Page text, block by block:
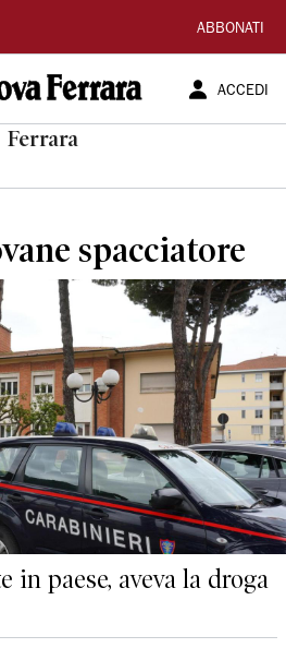
ABBONATI
ACCEDI
Ferrara
spacciatore
in paese, aveva la droga